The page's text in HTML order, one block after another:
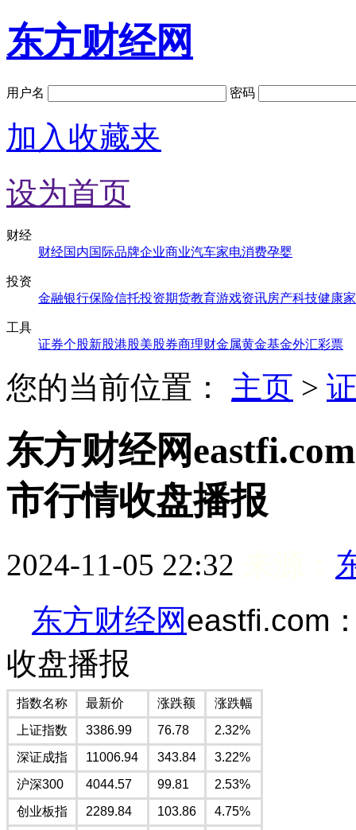
东方财经网
用户名 密码
加入收藏夹
设为首页
财经
财经国内国际品牌企业商业汽车家电消费孕婴
投资
金融银行保险信托投资期货教育游戏资讯房产科技健康
工具
证券个股新股港股美股券商理财金属黄金基金外汇彩票
您的当前位置： 主页 >
东方财经网
市行情收盘播报
2024-11-05 22:32
东方财经网eastfi.com
收盘播报
指数名称 最新价 涨跌额
涨跌幅
上证指数
3386.99 76.78
2.32%
深证成指
11006.94 343.84
3.22%
沪深300
4044.57 99.81
2.53%
创业板指
2289.84 103.86
4.75%